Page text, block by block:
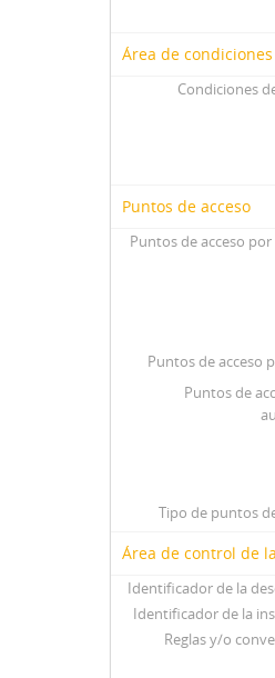
Área de
Condiciones
Puntos de acceso
Puntos de acceso
Puntos de acceso
Puntos de
Tipo de puntos
Área de control de
Identificador de la
Identificador de la
Reglas y/o